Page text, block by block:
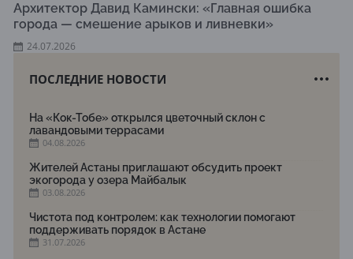
Архитектор Давид Камински: «Главная ошибка
города — смешение арыков и ливневки»
24.07.2026
ПОСЛЕДНИЕ НОВОСТИ
На «Кок-Тобе» открылся цветочный склон с
лавандовыми террасами
04.08.2026
Жителей Астаны приглашают обсудить проект
экогорода у озера Майбалык
03.08.2026
Чистота под контролем: как технологии помогают
поддерживать порядок в Астане
31.07.2026